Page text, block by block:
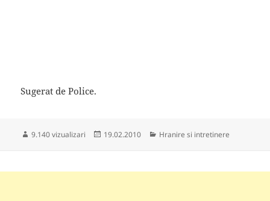
Sugerat de Police.
9.140 vizualizari
Publicat
19.02.2010 Categorii
Hranire si intretinere